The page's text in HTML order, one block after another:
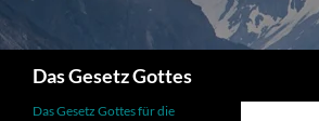
Das Gesetz Gottes
Das Gesetz Gottes für die